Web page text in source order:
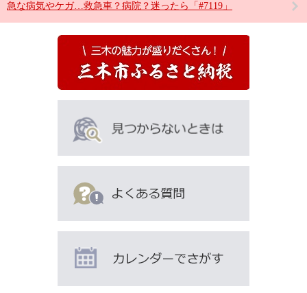
急な病気やケガ…救急車？病院？迷ったら「#7119」